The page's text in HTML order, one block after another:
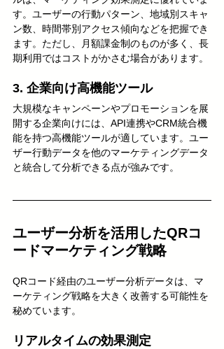
す。ユーザーの行動パターン、地域別スキャ
ン数、時間帯別アクセス傾向などを把握でき
ます。ただし、月額課金制のものが多く、長
期利用ではコストがかさむ場合があります。
3. 企業向け高機能ツール
大規模なキャンペーンやプロモーションを展
開する企業向けには、API連携やCRM統合機
能を持つ高機能ツールが適しています。ユー
ザー行動データを他のマーケティングデータ
と統合して分析できる点が強みです。
ユーザー分析を活用したQRコ
ードマーケティング戦略
QRコード経由のユーザー分析データは、マ
ーケティング戦略を大きく改善する可能性を
秘めています。
リアルタイムの効果測定